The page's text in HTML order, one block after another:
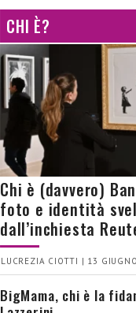
CHI È?
Chi è (davvero)
foto e identità
dall’inchiesta
LUCREZIA CIOTTI | 13
BigMama, chi è la